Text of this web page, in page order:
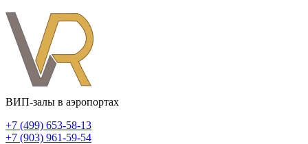
ВИП-залы в аэропортах
+7 (499) 653-58-13
+7 (903) 961-59-54